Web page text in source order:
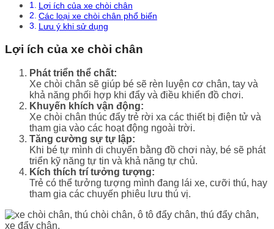
Lợi ích của xe chòi chân
Các loại xe chòi chân phổ biến
Lưu ý khi sử dụng
Lợi ích của xe chòi chân
Phát triển thể chất:
Xe chòi chân sẽ giúp bé sẽ rèn luyện cơ chân, tay và
khả năng phối hợp khi đẩy và điều khiển đồ chơi.
Khuyến khích vận động:
Xe chòi chân thúc đẩy trẻ rời xa các thiết bị điện tử và
tham gia vào các hoạt động ngoài trời.
Tăng cường sự tự lập:
Khi bé tự mình di chuyển bằng đồ chơi này, bé sẽ phát
triển kỹ năng tự tin và khả năng tự chủ.
Kích thích trí tưởng tượng:
Trẻ có thể tưởng tượng mình đang lái xe, cưỡi thú, hay
tham gia các chuyến phiêu lưu thú vị.